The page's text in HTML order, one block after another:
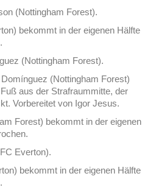
(Nottingham Forest).
bekommt in der eigenen Hälfte
(Nottingham Forest).
(Nottingham Forest)
aus der Strafraummitte, der
Vorbereitet von Igor Jesus.
Forest) bekommt in der eigenen
Everton).
bekommt in der eigenen Hälfte